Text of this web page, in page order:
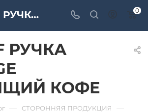
V85 ACF РУЧКА VANTAGE БЛЕСТЯЩИЙ КОФЕ. Дверная и мебельная фурнитура САМИР-КИЛИТ | Оптовые поставки 0
РУЧКА
КОФЕ
— СТОРОННЯЯ ПРОДУКЦИЯ —